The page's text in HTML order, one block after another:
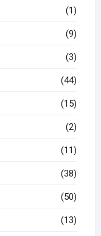
(1)
(9)
(3)
(44)
(15)
(2)
(11)
(38)
(50)
(13)